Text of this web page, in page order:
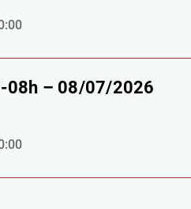
08h – 08/07/2026